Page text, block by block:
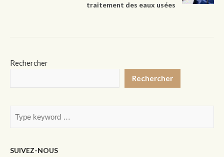
traitement des eaux usées
Rechercher
Rechercher
SUIVEZ-NOUS